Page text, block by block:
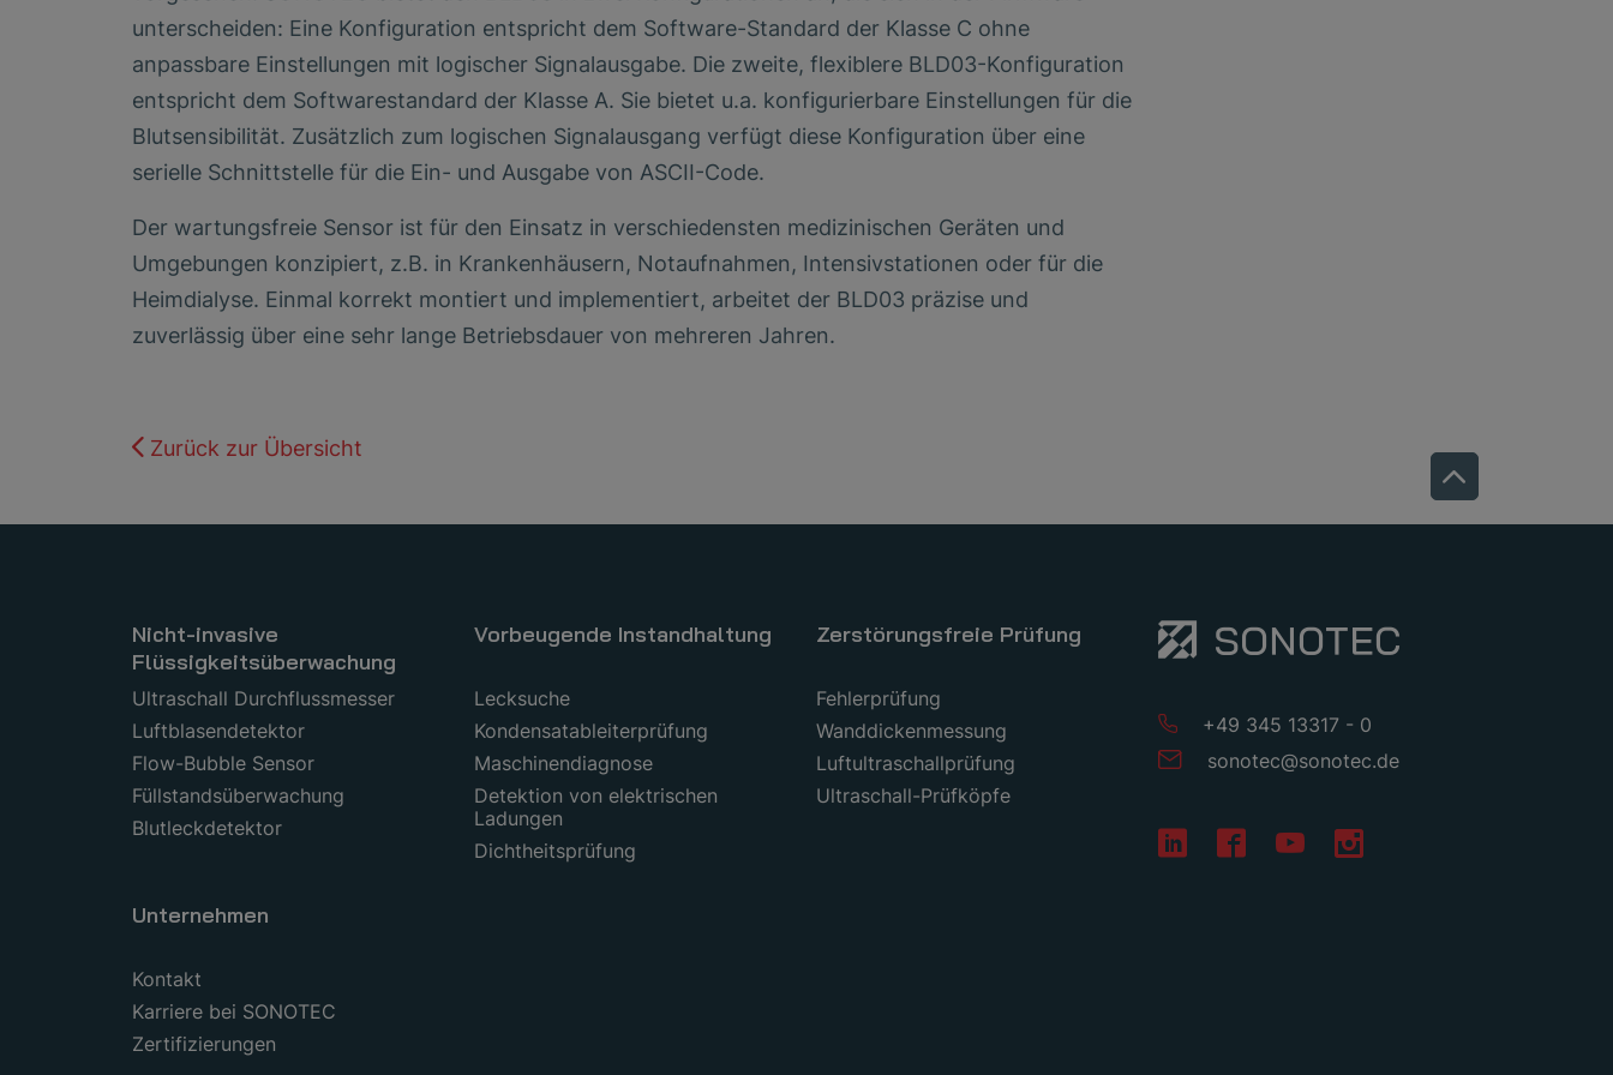
unterscheiden: Eine Konfiguration entspricht dem Software-Standard der Klasse C ohne
anpassbare Einstellungen mit logischer Signalausgabe. Die zweite, flexiblere BLD03-Konfiguration
entspricht dem Softwarestandard der Klasse A. Sie bietet u.a. konfigurierbare Einstellungen für die
Blutsensibilität. Zusätzlich zum logischen Signalausgang verfügt diese Konfiguration über eine
serielle Schnittstelle für die Ein- und Ausgabe von ASCII-Code.
Der wartungsfreie Sensor ist für den Einsatz in verschiedensten medizinischen Geräten und
Umgebungen konzipiert, z.B. in Krankenhäusern, Notaufnahmen, Intensivstationen oder für die
Heimdialyse. Einmal korrekt montiert und implementiert, arbeitet der BLD03 präzise und
zuverlässig über eine sehr lange Betriebsdauer von mehreren Jahren.
Zurück zur Übersicht
Nicht-invasive
Flüssigkeitsüberwachung
Ultraschall Durchflussmesser
Luftblasendetektor
Flow-Bubble Sensor
Füllstandsüberwachung
Blutleckdetektor
Vorbeugende Instandhaltung
Lecksuche
Kondensatableiterprüfung
Maschinendiagnose
Detektion von elektrischen
Ladungen
Dichtheitsprüfung
Zerstörungsfreie Prüfung
Fehlerprüfung
Wanddickenmessung
Luftultraschallprüfung
Ultraschall-Prüfköpfe
Unternehmen
Kontakt
Karriere bei SONOTEC
Zertifizierungen
+49 345 13317 - 0
sonotec@sonotec.de